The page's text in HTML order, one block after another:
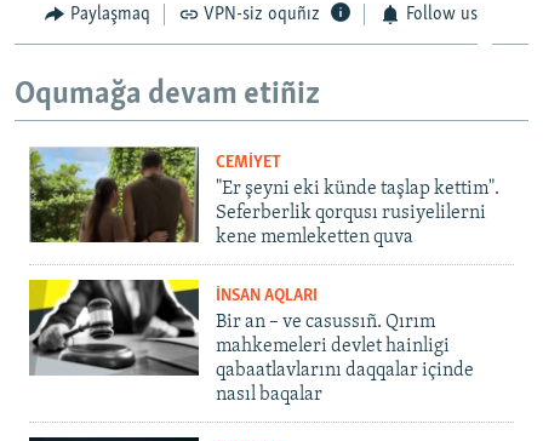
Paylaşmaq VPN-siz oquñız Follow us
Oqumağa devam etiñiz
CEMİYET
"Er şeyni eki künde taşlap kettim".
Seferberlik qorqusı rusiyelilerni
kene memleketten quva
İNSAN AQLARI
Bir an – ve casussıñ. Qırım
mahkemeleri devlet hainligi
qabaatlavlarını daqqalar içinde
nasıl baqalar